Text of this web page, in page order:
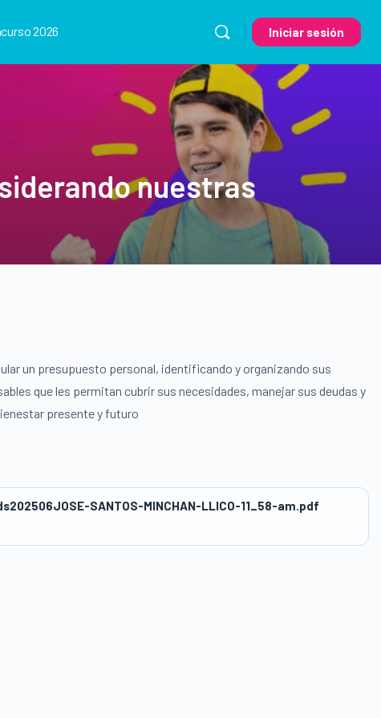
2026 Iniciar sesión
nuestras
un presupuesto personal, identificando y organizando sus
que les permitan cubrir sus necesidades, manejar sus deudas y
presente y futuro
SANTOS-MINCHAN-LLICO-11_58-am.pdf